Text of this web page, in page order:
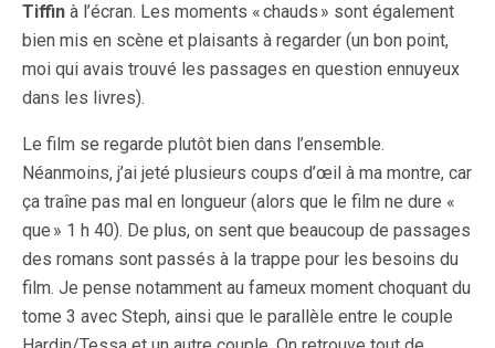
Tiffin à l’écran. Les moments « chauds » sont également
bien mis en scène et plaisants à regarder (un bon point,
moi qui avais trouvé les passages en question ennuyeux
dans les livres).
Le film se regarde plutôt bien dans l’ensemble.
Néanmoins, j’ai jeté plusieurs coups d’œil à ma montre, car
ça traîne pas mal en longueur (alors que le film ne dure «
que » 1 h 40). De plus, on sent que beaucoup de passages
des romans sont passés à la trappe pour les besoins du
film. Je pense notamment au fameux moment choquant du
tome 3 avec Steph, ainsi que le parallèle entre le couple